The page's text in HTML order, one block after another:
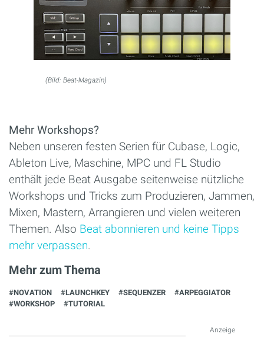
(Bild: Beat-Magazin)
Mehr Workshops?
Neben unseren festen Serien für Cubase, Logic,
Ableton Live, Maschine, MPC und FL Studio
enthält jede Beat Ausgabe seitenweise nützliche
Workshops und Tricks zum Produzieren, Jammen,
Mixen, Mastern, Arrangieren und vielen weiteren
Themen. Also Beat abonnieren und keine Tipps
mehr verpassen.
Mehr zum Thema
#NOVATION #LAUNCHKEY #SEQUENZER
#ARPEGGIATOR
#WORKSHOP
#TUTORIAL
Anzeige